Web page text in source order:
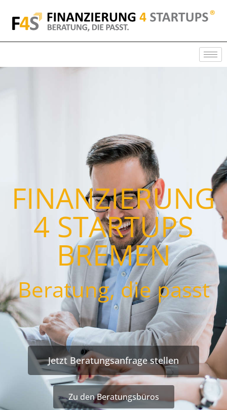
FINANZIERUNG
4 STARTUPS
BREMEN
Beratung, die passt
Jetzt Beratungsanfrage stellen
Zu den Beratungsbüros